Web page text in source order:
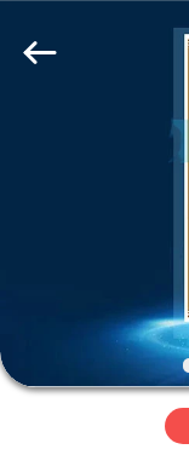
VIDÉOS
Rights